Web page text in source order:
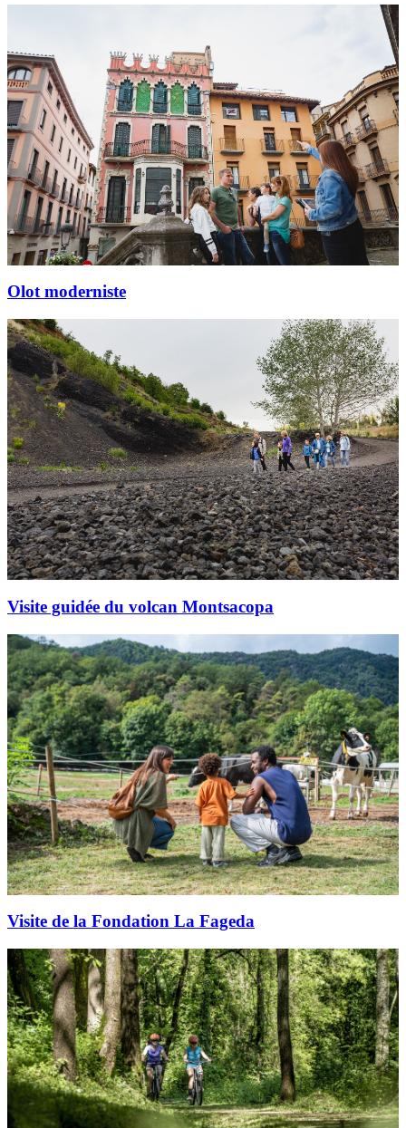
Olot moderniste
Visite guidée du volcan Montsacopa
Visite de la Fondation La Fageda